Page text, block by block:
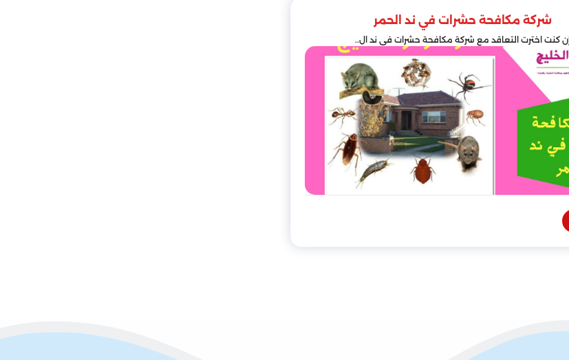
شركة مكافحة حشرات في ند الحمر
إن كنت اخترت التعاقد مع شركة مكافحة حشرات في ند ال..